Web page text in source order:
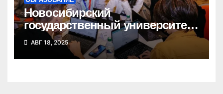
Новосибирский
государственный университет
победил в федеральном
конкурсе стартап-студий
АВГ 18, 2025